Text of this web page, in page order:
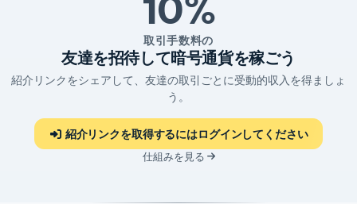
10%
取引手数料の
友達を招待して暗号通貨を稼ごう
紹介リンクをシェアして、友達の取引ごとに受動的収入を得ましょ
う。
紹介リンクを取得するにはログインしてください
仕組みを見る